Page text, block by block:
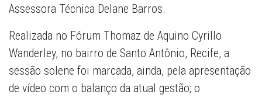
Assessora Técnica Delane Barros.
Realizada no Fórum Thomaz de Aquino Cyrillo
Wanderley, no bairro de Santo Antônio, Recife, a
sessão solene foi marcada, ainda, pela apresentação
de vídeo com o balanço da atual gestão; o